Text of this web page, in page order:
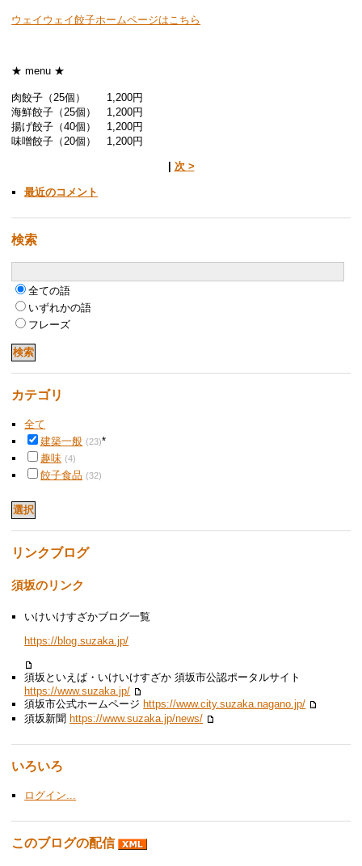
ウェイウェイ餃子ホームページはこちら
★ menu ★
肉餃子（25個） 1,200円
海鮮餃子（25個） 1,200円
揚げ餃子（40個） 1,200円
味噌餃子（20個） 1,200円
次 >
最近のコメント
検索
全ての語
いずれかの語
フレーズ
カテゴリ
全て
建築一般 (23)*
趣味 (4)
餃子食品 (32)
リンクブログ
須坂のリンク
いけいけすざかブログ一覧
https://blog.suzaka.jp/
須坂といえば・いけいけすざか 須坂市公認ポータルサイト
https://www.suzaka.jp/
須坂市公式ホームページhttps://www.city.suzaka.nagano.jp/
須坂新聞https://www.suzaka.jp/news/
いろいろ
ログイン...
このブログの配信